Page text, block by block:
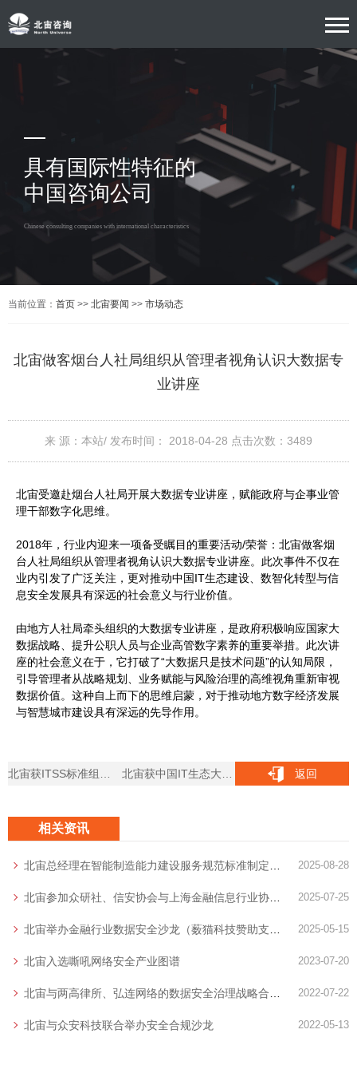
具有国际性特征的
中国咨询公司
Chinese consulting companies with international characteristics
当前位置： 首页 >> 北宙要闻 >> 市场动态
北宙做客烟台人社局组织从管理者视角认识大数据专
业讲座
来 源：本站/ 发布时间： 2018-04-28 点击次数： 3489
北宙受邀赴烟台人社局开展大数据专业讲座，赋能政府与企事业管
理干部数字化思维。
2018年，行业内迎来一项备受瞩目的重要活动/荣誉：北宙做客烟
台人社局组织从管理者视角认识大数据专业讲座。此次事件不仅在
业内引发了广泛关注，更对推动中国IT生态建设、数智化转型与信
息安全发展具有深远的社会意义与行业价值。
由地方人社局牵头组织的大数据专业讲座，是政府积极响应国家大
数据战略、提升公职人员与企业高管数字素养的重要举措。此次讲
座的社会意义在于，它打破了“大数据只是技术问题”的认知局限，
引导管理者从战略规划、业务赋能与风险治理的高维视角重新审视
数据价值。这种自上而下的思维启蒙，对于推动地方数字经济发展
与智慧城市建设具有深远的先导作用。
返回
相关资讯
北宙总经理在智能制造能力建设服务规范标准制定启动会上做主题分享 2025-08-28
北宙参加众研社、信安协会与上海金融信息行业协会主办的DSO/DSA沙龙分享数据安全主题 2025-07-25
北宙举办金融行业数据安全沙龙（薮猫科技赞助支持） 2025-05-15
北宙入选嘶吼网络安全产业图谱 2023-07-20
北宙与两高律所、弘连网络的数据安全治理战略合作签约仪式 2022-07-22
北宙与众安科技联合举办安全合规沙龙 2022-05-13